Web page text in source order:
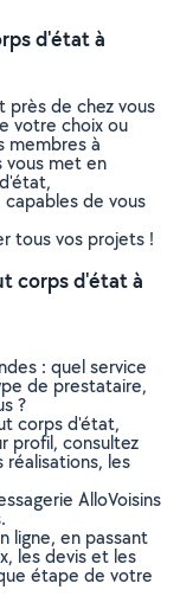
d'état à
près de chez vous
votre choix ou
membres à
vous met en
de vous
tous vos projets !
corps d'état à
: quel service
de prestataire,
?
corps d'état,
profil, consultez
réalisations, les
AlloVoisins
ligne, en passant
les devis et les
étape de votre